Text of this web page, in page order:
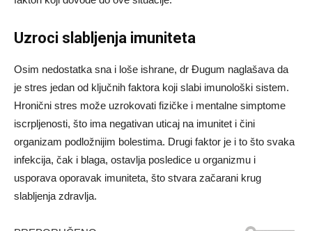
Uzroci slabljenja imuniteta
Osim nedostatka sna i loše ishrane, dr Đugum naglašava da
je stres jedan od ključnih faktora koji slabi imunološki sistem.
Hronični stres može uzrokovati fizičke i mentalne simptome
iscrpljenosti, što ima negativan uticaj na imunitet i čini
organizam podložnijim bolestima. Drugi faktor je i to što svaka
infekcija, čak i blaga, ostavlja posledice u organizmu i
usporava oporavak imuniteta, što stvara začarani krug
slabljenja zdravlja.